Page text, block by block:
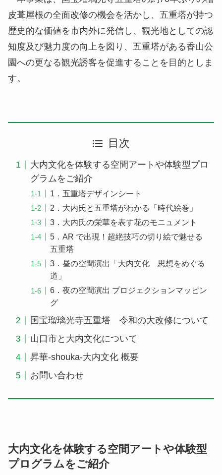
皮葺屋根の全面改修の機会を活かし、五重塔が持つ
歴史的な価値を市内外に発信し、観光地としての認
知度及び魅力度の向上を図り、五重塔がある香山公
園への更なる観光誘客を促進することを目的としま
す。
目次
大内文化を体験する空間アートや体験型プロ
グラムをご紹介
1．五重塔デザインシート
2．大内氏と五重塔がわかる「時代絵巻」
3．大内氏の栄華を表す花のモニュメント
5．AR で出現！超絶技巧の切り絵で魅せる
五重塔
3．昼の空間演出「大内文化 思想をめぐる
道」
6．夜の空間演出 プロジェクションマッピン
グ
国宝瑠璃光寺五重塔 令和の大改修について
山口市と大内文化について
昇華-shouka-大内文化 概要
お問い合わせ
大内文化を体験する空間アートや体験型
プログラムをご紹介